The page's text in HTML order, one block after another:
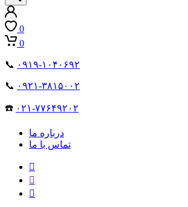
0
0
📞 ۰۹۱۹-۱۰۴۰۶۹۲
📞 ۰۹۲۱-۳۸۱۵۰۰۲
☎️ ۰۲۱-۷۷۶۴۹۲۰۲
درباره ما
تماس با ما